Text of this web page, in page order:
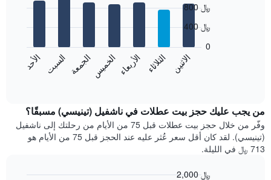
سعر
غرفة
كل
يوم
في
الاثنين الثلاثاء الأربعاء الخميسالجمعة السبت الأحد
0
400 ﷼
800 ﷼
من يجب عليك حجز بيت عطلات في ناشفيل (تينيسي) مسبقًا؟
وفّر من خلال حجز بيت عطلات قبل 75 من الأيام من رحلتك إلى ناشفيل
(تينيسي). لقد كان أقل سعر عُثر عليه عند الحجز قبل 75 من الأيام هو
713 ﷼ في الليلة.
2,000 ﷼